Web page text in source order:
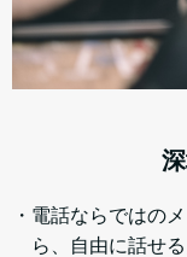
・電話ならではの
ら、自由に話せる